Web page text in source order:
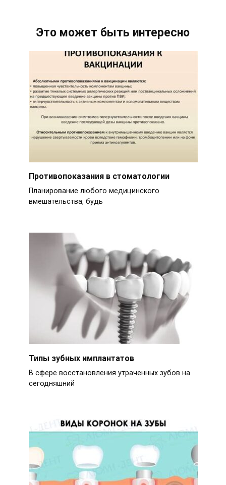
Это может быть интересно
Противопоказания в стоматологии
Планирование любого медицинского
вмешательства, будь
Типы зубных имплантатов
В сфере восстановления утраченных зубов на
сегодняшний